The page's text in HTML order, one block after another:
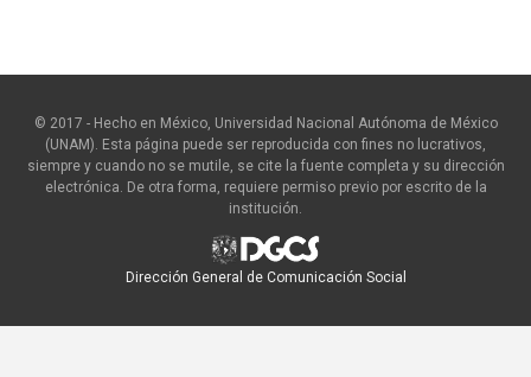
© 2017 - Hecho en México, Universidad Nacional Autónoma de México
(UNAM). Esta página puede ser reproducida con fines no lucrativos,
siempre y cuando no se mutile, se cite la fuente completa y su dirección
electrónica. De otra forma, requiere permiso previo por escrito de la
institución.
Dirección General de Comunicación Social